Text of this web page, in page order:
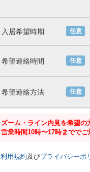
任意
入居希望時期
任意
希望連絡時間
任意
希望連絡方法
ズーム・ライン内見を希望の
営業時間10時〜17時までで
利用規約及びプライバシーポ